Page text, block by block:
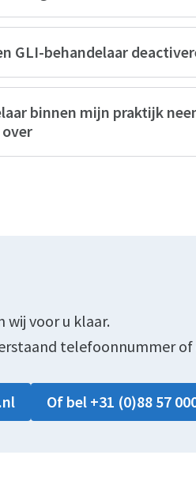
GLI-behandelaar
binnen mijn praktijk
wij voor u klaar.
telefoonnummer of
Of bel +31 (0)88 57